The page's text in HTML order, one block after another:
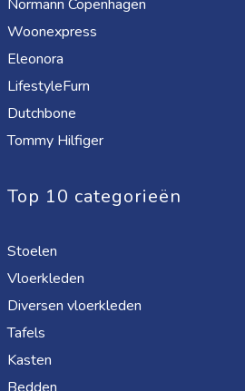
Normann Copenhagen
Woonexpress
Eleonora
LifestyleFurn
Dutchbone
Tommy Hilfiger
Top 10 categorieën
Stoelen
Vloerkleden
Diversen vloerkleden
Tafels
Kasten